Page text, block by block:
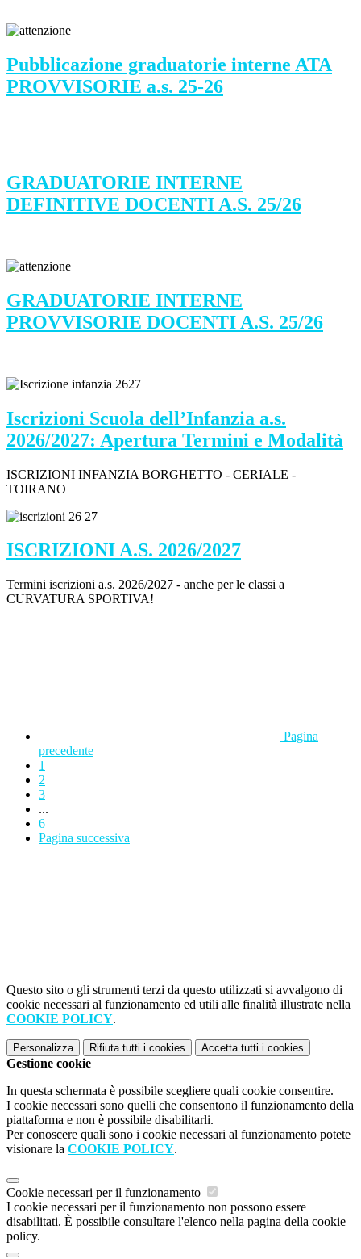
Pubblicazione graduatorie interne ATA
PROVVISORIE a.s. 25-26
GRADUATORIE INTERNE
DEFINITIVE DOCENTI A.S. 25/26
GRADUATORIE INTERNE
PROVVISORIE DOCENTI A.S. 25/26
Iscrizioni Scuola dell’Infanzia a.s.
2026/2027: Apertura Termini e Modalità
ISCRIZIONI INFANZIA BORGHETTO - CERIALE -
TOIRANO
ISCRIZIONI A.S. 2026/2027
Termini iscrizioni a.s. 2026/2027 - anche per le classi a
CURVATURA SPORTIVA!
Pagina
precedente
1
2
3
...
6
Pagina successiva
Questo sito o gli strumenti terzi da questo utilizzati si avvalgono di
cookie necessari al funzionamento ed utili alle finalità illustrate nella
COOKIE POLICY.
Personalizza Rifiuta tutti i cookies Accetta tutti i cookies
Gestione cookie
In questa schermata è possibile scegliere quali cookie consentire.
I cookie necessari sono quelli che consentono il funzionamento della
piattaforma e non è possibile disabilitarli.
Per conoscere quali sono i cookie necessari al funzionamento potete
visionare la COOKIE POLICY.
Cookie necessari per il funzionamento
I cookie necessari per il funzionamento non possono essere
disabilitati. È possibile consultare l'elenco nella pagina della cookie
policy.